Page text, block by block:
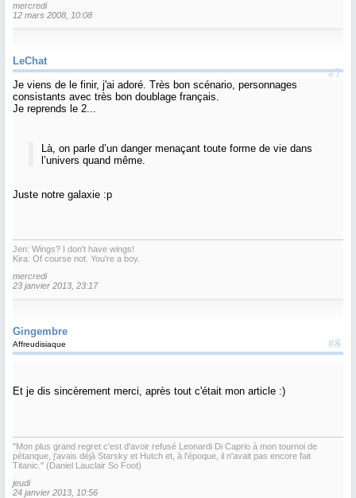
mercredi
12 mars 2008, 10:08
LeChat
#7
Je viens de le finir, j'ai adoré. Très bon scénario, personnages
consistants avec très bon doublage français.
Je reprends le 2...
Là, on parle d’un danger menaçant toute forme de vie dans
l’univers quand même.
Juste notre galaxie :p
Jen: Wings? I don't have wings!
Kira: Of course not. You're a boy.
mercredi
23 janvier 2013, 23:17
Gingembre
#8
Affreudisiaque
Et je dis sincèrement merci, après tout c'était mon article :)
"Mon plus grand regret c'est d'avoir refusé Leonardi Di Caprio à mon tournoi de
pétanque, j'avais déjà Starsky et Hutch et, à l'époque, il n'avait pas encore fait
Titanic." (Daniel Lauclair So Foot)
jeudi
24 janvier 2013, 10:56